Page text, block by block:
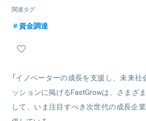
関連タグ
資金調達
「イノベーターの成長を支援し、未来社
ッションに掲げるFastGrowは、さまざ
して、いま注目すべき次世代の成長企